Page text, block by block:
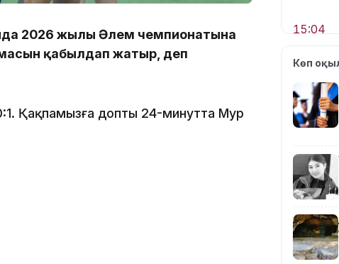
2026 жылғы Әлем чемпионатына
қабылдап жатыр, деп
Қақпамызға допты 24-минутта Мур
15:04
Көп